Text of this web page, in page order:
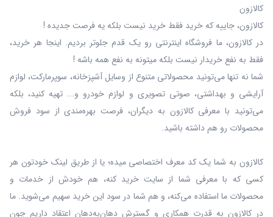
کالازون
کالازون، جاییه که خرید فقط خرید نیست بلکه یه فرصت جدیده !
در کالازون، ما فروشگاه اینترنتی رو یک قدم جلوتر بردیم. اینجا هر خرید،
فقط به نفع خریدار نیست بلکه میتونه به نفع همه باشه !
شما نه‌ تنها می‌تونید محصولاتی متنوع از وسایل آشپزخانه، سوپرمارکت، لوازم
آرایشی و بهداشتی، صوتی تصویری و لوازم خودرو و... تهیه کنید، بلکه
می‌تونید با معرفی کالازون به دیگران، فرصت بهره‌مندی از سود فروش
محصولات رو هم داشته باشید.
کالازون به شما یک کد معرف اختصاصی میده؛ یا از طریق لینک خودتون هر
کسی که با معرفی شما از سایت خرید کنه، هم خودش از خدمات و
محصولات ما استفاده می‌کنه، و هم شما در سود این خرید سهیم می‌شوید. ما
در کالازون به قدرت همکاری و گسترش دهان‌به‌دهان اعتقاد داریم چون